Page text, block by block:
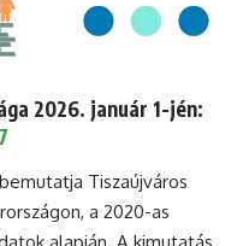
2026. január 1-jén:
Tiszaújváros
a 2020-as